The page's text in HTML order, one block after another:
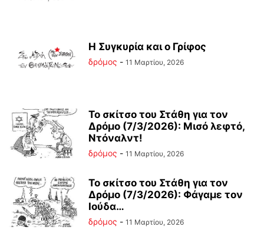
Η Συγκυρία και ο Γρίφος
δρόμος - 11 Μαρτίου, 2026
Το σκίτσο του Στάθη για τον
Δρόμο (7/3/2026): Μισό λεφτό,
Ντόναλντ!
δρόμος - 11 Μαρτίου, 2026
Το σκίτσο του Στάθη για τον
Δρόμο (7/3/2026): Φάγαμε τον
Ιούδα…
δρόμος - 11 Μαρτίου, 2026